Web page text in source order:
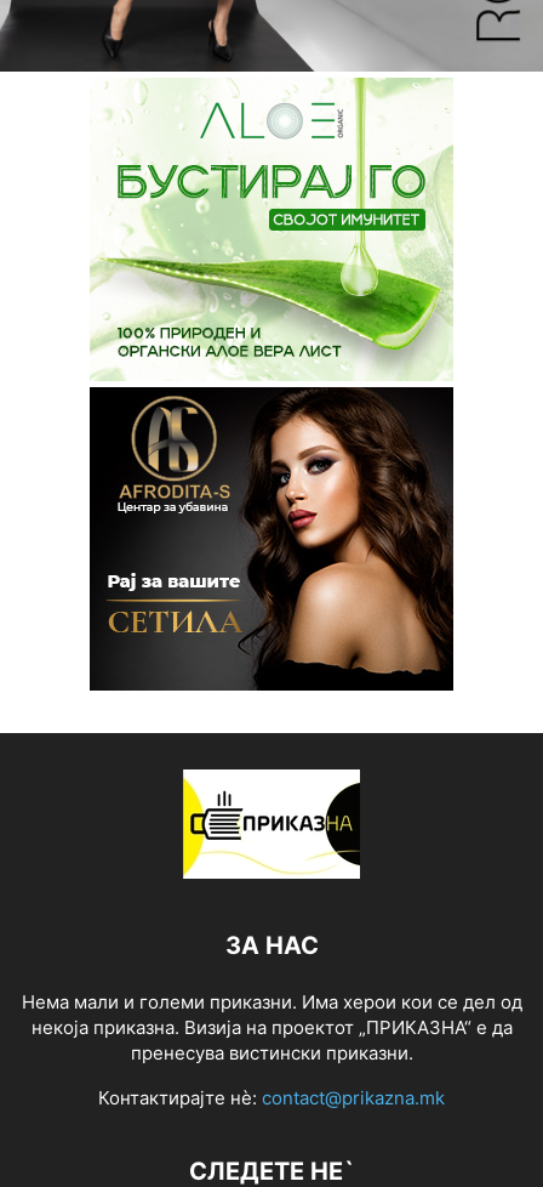
ЗА НАС
Нема мали и големи приказни. Има херои кои се дел од
некоја приказна. Визија на проектот „ПРИКАЗНА“ е да
пренесува вистински приказни.
Контактирајте нѐ: contact@prikazna.mk
СЛЕДЕТЕ НЕ`